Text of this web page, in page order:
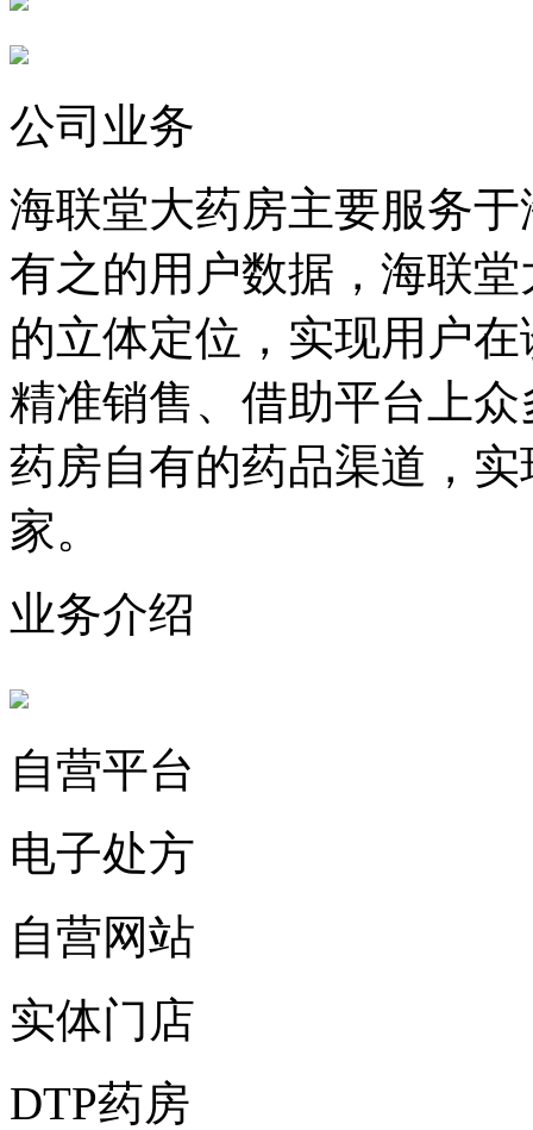
公司业务
海联堂大药房主要服务
有之的用户数据，海联
的立体定位，实现用户
精准销售、借助平台上
药房自有的药品渠道，
家。
业务介绍
自营平台
电子处方
自营网站
实体门店
DTP药房